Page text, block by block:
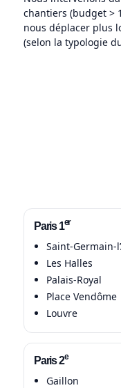
chantiers (budget >
nous déplacer plus
(selon la typologie
Paris 1er
Saint-Germain-
Les Halles
Palais-Royal
Place Vendôme
Louvre
Paris 2e
Gaillon